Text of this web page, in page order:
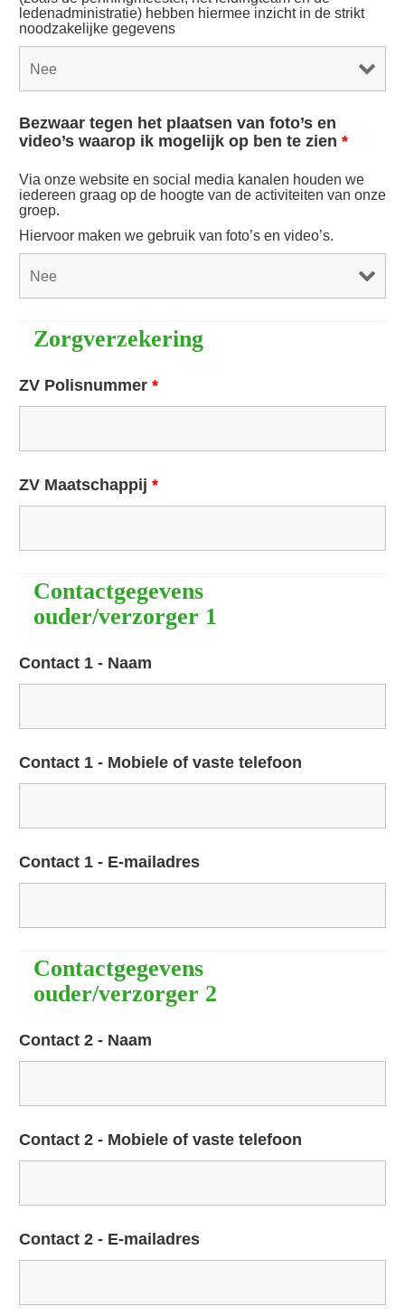
ledenadministratie) hebben hiermee inzicht in de strikt
noodzakelijke gegevens
Bezwaar tegen het plaatsen van foto’s en
video’s waarop ik mogelijk op ben te zien *
Via onze website en social media kanalen houden we
iedereen graag op de hoogte van de activiteiten van onze
groep.
Hiervoor maken we gebruik van foto’s en video’s.
Zorgverzekering
ZV Polisnummer *
ZV Maatschappij *
Contactgegevens
ouder/verzorger 1
Contact 1 - Naam
Contact 1 - Mobiele of vaste telefoon
Contact 1 - E-mailadres
Contactgegevens
ouder/verzorger 2
Contact 2 - Naam
Contact 2 - Mobiele of vaste telefoon
Contact 2 - E-mailadres